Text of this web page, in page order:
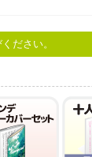
ださい。